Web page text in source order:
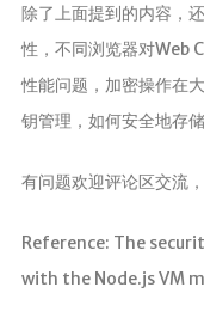
除了上面提到的内容，
性，不同浏览器对Web
性能问题，加密操作在
钥管理，如何安全地存
有问题欢迎评论区交流
Reference: The
with the Node.js VM